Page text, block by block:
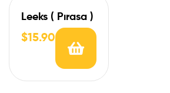
Leeks ( Pırasa )
$15.90